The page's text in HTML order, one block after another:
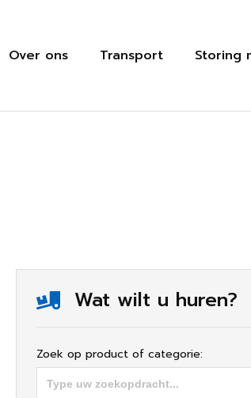
Over ons Transport Storing
Wat wilt u huren?
Zoek op product of categorie: